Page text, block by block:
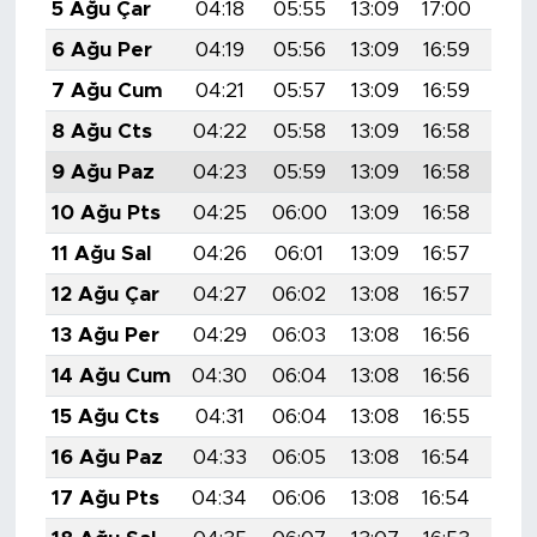
5 Ağu Çar 04:18 05:55 13:09 17:00
6 Ağu Per
04:19 05:56 13:09 16:59
7 Ağu Cum
04:21 05:57 13:09 16:59
8 Ağu Cts
04:22 05:58 13:09 16:58
9 Ağu Paz
04:23 05:59 13:09 16:58
10 Ağu Pts
04:25 06:00 13:09 16:58
11 Ağu Sal
04:26 06:01 13:09 16:57
12 Ağu Çar
04:27 06:02 13:08 16:57
13 Ağu Per
04:29 06:03 13:08 16:56
14 Ağu Cum
04:30 06:04 13:08 16:56
15 Ağu Cts
04:31 06:04 13:08 16:55
16 Ağu Paz
04:33 06:05 13:08 16:54
17 Ağu Pts
04:34 06:06 13:08 16:54